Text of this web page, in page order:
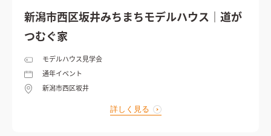
新潟市西区坂井みちまちモデルハウス｜道が
つむぐ家
モデルハウス見学会
通年イベント
新潟市西区坂井
詳しく見る